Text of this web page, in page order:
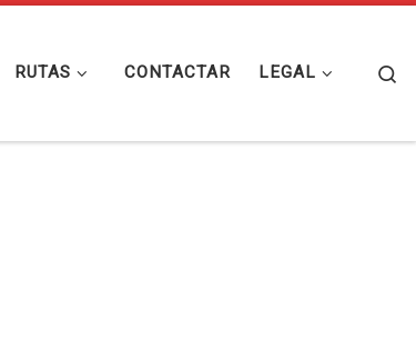
RUTAS CONTACTAR LEGAL